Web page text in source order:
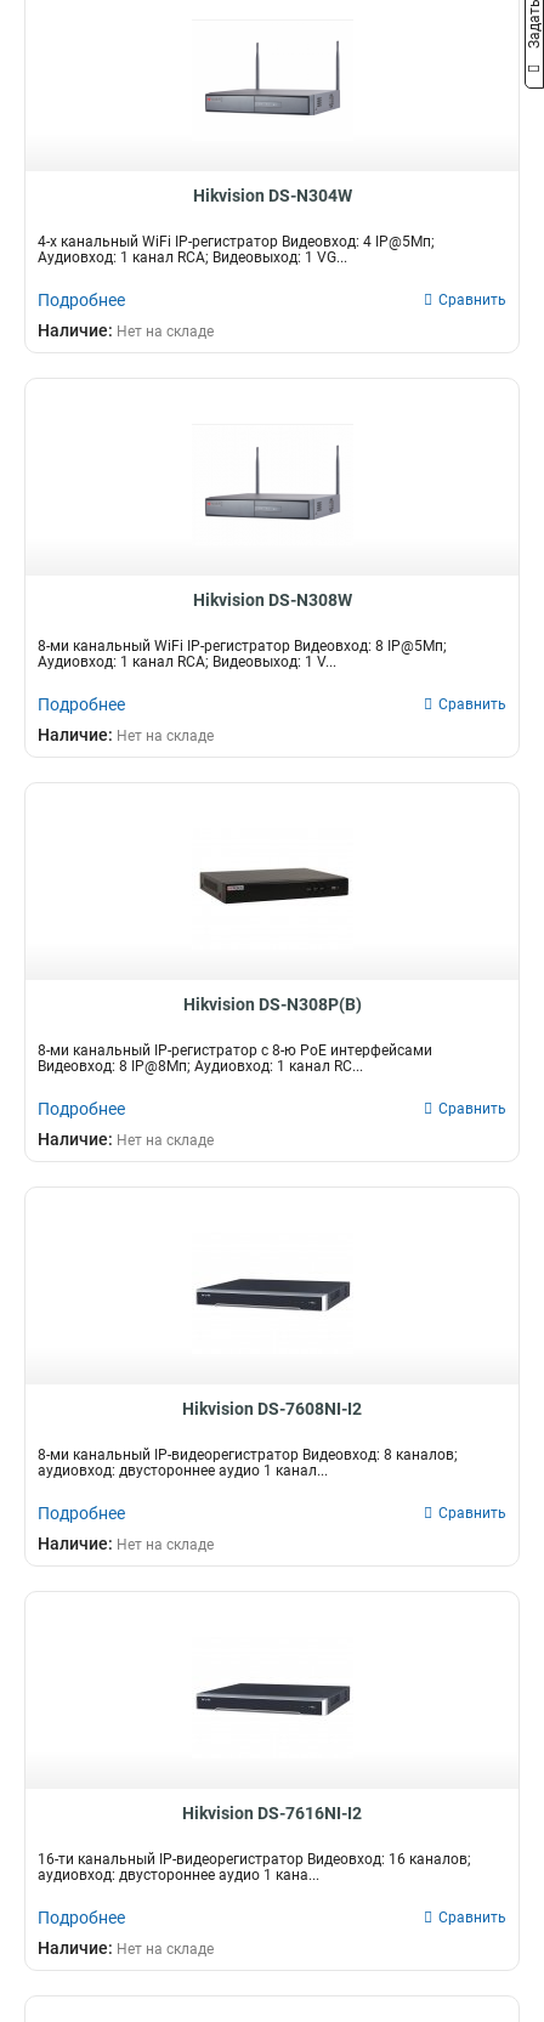
Hikvision DS-N304W
4-х канальный WiFi IP-регистратор Видеовход: 4 IP@5Мп;
Аудиовход: 1 канал RCA; Видеовыход: 1 VG...
Подробнее Сравнить
Наличие: Нет на складе
Hikvision DS-N308W
8-ми канальный WiFi IP-регистратор Видеовход: 8 IP@5Мп;
Аудиовход: 1 канал RCA; Видеовыход: 1 V...
Подробнее Сравнить
Наличие: Нет на складе
Hikvision DS-N308P(B)
8-ми канальный IP-регистратор c 8-ю PoE интерфейсами
Видеовход: 8 IP@8Мп; Аудиовход: 1 канал RC...
Подробнее Сравнить
Наличие: Нет на складе
Hikvision DS-7608NI-I2
8-ми канальный IP-видеорегистратор Видеовход: 8 каналов;
аудиовход: двустороннее аудио 1 канал...
Подробнее Сравнить
Наличие: Нет на складе
Hikvision DS-7616NI-I2
16-ти канальный IP-видеорегистратор Видеовход: 16 каналов;
аудиовход: двустороннее аудио 1 кана...
Подробнее Сравнить
Наличие: Нет на складе